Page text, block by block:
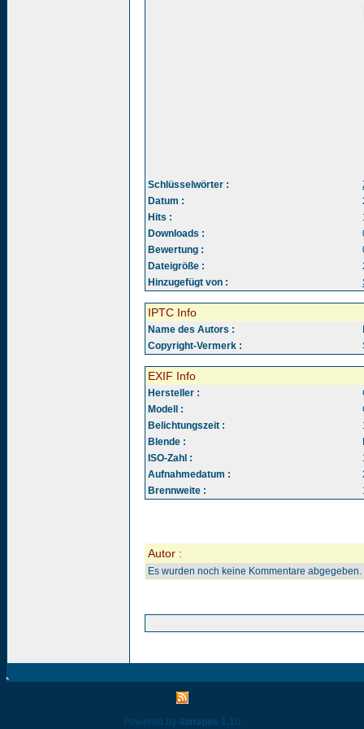
Schlüsselwörter :
Datum :
Hits :
Downloads :
Bewertung :
Dateigröße :
Hinzugefügt von :
IPTC Info
Name des Autors :
Copyright-Vermerk :
EXIF Info
Hersteller :
Modell :
Belichtungszeit :
Blende :
ISO-Zahl :
Aufnahmedatum :
Brennweite :
Autor :
Es wurden noch keine Kommentare abgegeben.
Powered by 4images 1.10